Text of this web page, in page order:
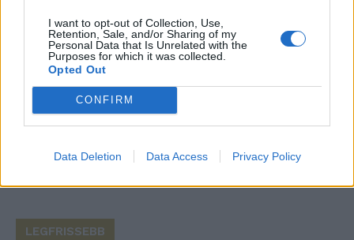
I want to opt-out of Collection, Use,
Retention, Sale, and/or Sharing of my
Personal Data that Is Unrelated with the
Purposes for which it was collected.
Opted Out
CONFIRM
Data Deletion Data Access Privacy Policy
46,301 Rajongók
LEGFRISSEBB